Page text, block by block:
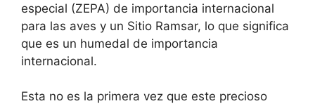
especial (ZEPA) de importancia internacional
para las aves y un Sitio Ramsar, lo que significa
que es un humedal de importancia
internacional.
Esta no es la primera vez que este precioso